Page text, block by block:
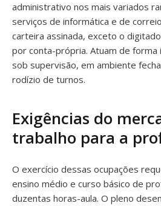
administrativo nos mais variados
serviços de informática e de
carteira assinada, exceto o
por conta-própria. Atuam de forma
sob supervisão, em ambiente
rodízio de turnos.
Exigências do
trabalho para a
O exercício dessas ocupações
ensino médio e curso básico de
duzentas horas-aula. O pleno